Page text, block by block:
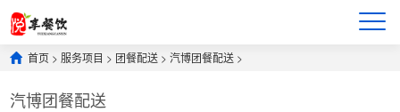
首页 > 服务项目 > 团餐配送 >汽博团餐配送 >
汽博团餐配送